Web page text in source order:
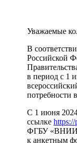
Уважаемые
В
Российской
в период с 1
потребности
С 1 июня
ссылке
ФГБУ «ВНИИ
к анкетным